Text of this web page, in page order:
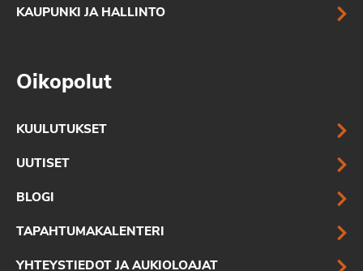
KAUPUNKI JA HALLINTO
Oikopolut
KUULUTUKSET
UUTISET
BLOGI
TAPAHTUMAKALENTERI
YHTEYSTIEDOT JA AUKIOLOAJAT